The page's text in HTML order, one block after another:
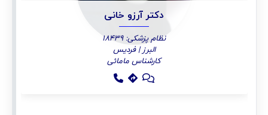
دکتر آرزو خانی
نظام پزشکی: 18439
البرز | فردیس
کارشناس مامائی